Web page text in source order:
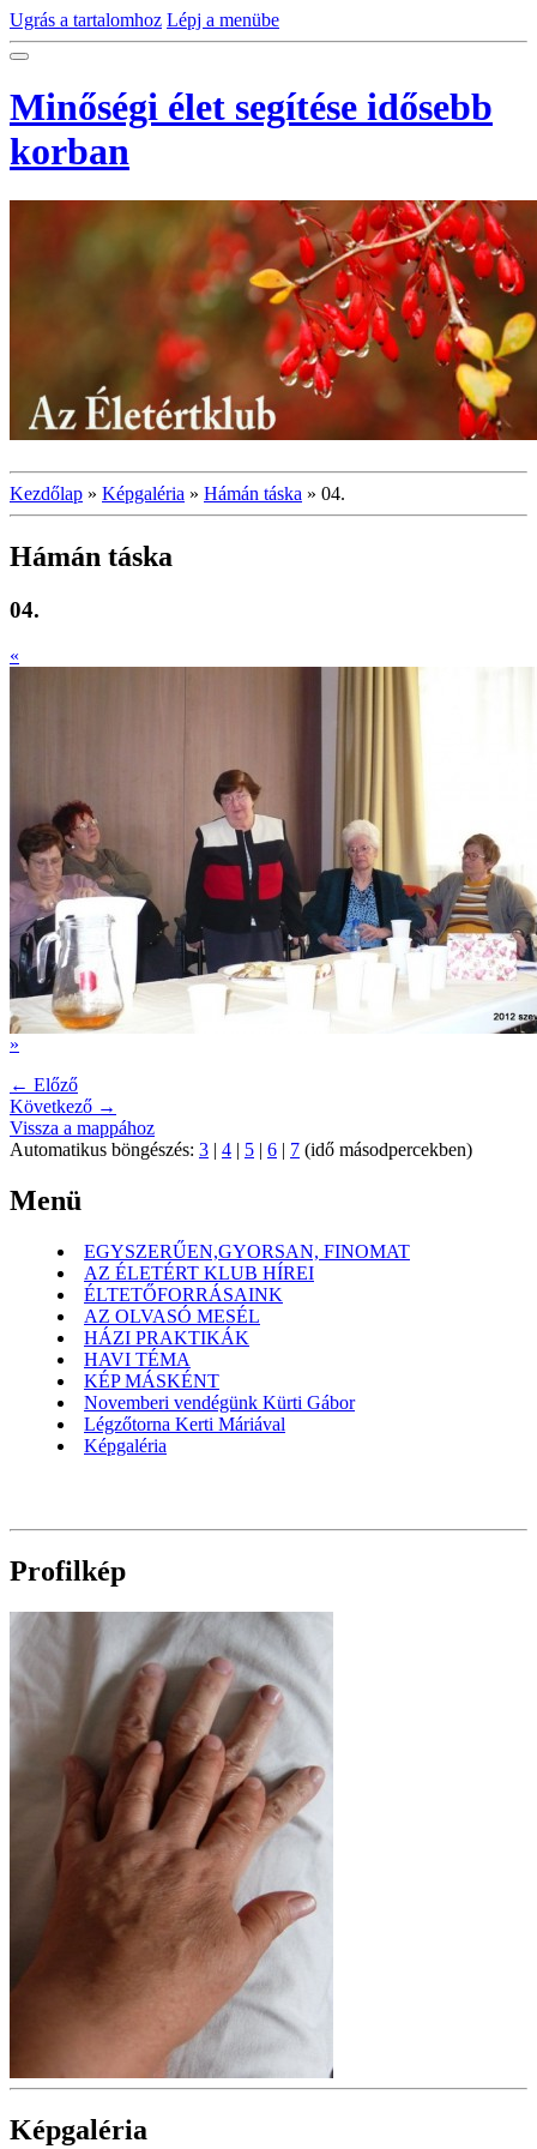
Ugrás a tartalomhoz Lépj a menübe
Minőségi élet segítése idősebb
korban
Kezdőlap » Képgaléria » Hámán táska » 04.
Hámán táska
04.
«
»
← Előző
Következő →
Vissza a mappához
Automatikus böngészés: 3 | 4 | 5 | 6 | 7 (idő másodpercekben)
Menü
EGYSZERŰEN,GYORSAN, FINOMAT
AZ ÉLETÉRT KLUB HÍREI
ÉLTETŐFORRÁSAINK
AZ OLVASÓ MESÉL
HÁZI PRAKTIKÁK
HAVI TÉMA
KÉP MÁSKÉNT
Novemberi vendégünk Kürti Gábor
Légzőtorna Kerti Máriával
Képgaléria
Profilkép
Képgaléria